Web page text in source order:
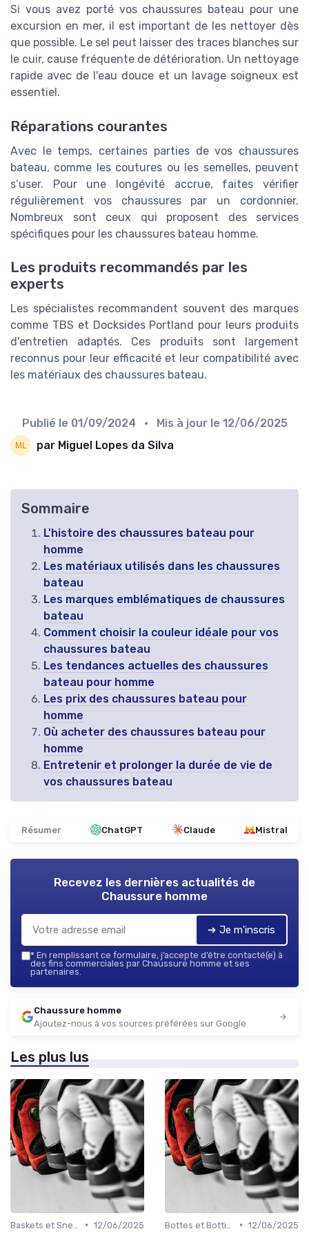
Si vous avez porté vos chaussures bateau pour une
excursion en mer, il est important de les nettoyer dès
que possible. Le sel peut laisser des traces blanches sur
le cuir, cause fréquente de détérioration. Un nettoyage
rapide avec de l'eau douce et un lavage soigneux est
essentiel.
Réparations courantes
Avec le temps, certaines parties de vos chaussures
bateau, comme les coutures ou les semelles, peuvent
s’user. Pour une longévité accrue, faites vérifier
régulièrement vos chaussures par un cordonnier.
Nombreux sont ceux qui proposent des services
spécifiques pour les chaussures bateau homme.
Les produits recommandés par les
experts
Les spécialistes recommandent souvent des marques
comme TBS et Docksides Portland pour leurs produits
d'entretien adaptés. Ces produits sont largement
reconnus pour leur efficacité et leur compatibilité avec
les matériaux des chaussures bateau.
Publié le 01/09/2024 • Mis à jour le 12/06/2025
par Miguel Lopes da Silva
Sommaire
L'histoire des chaussures bateau pour
homme
Les matériaux utilisés dans les chaussures
bateau
Les marques emblématiques de chaussures
bateau
Comment choisir la couleur idéale pour vos
chaussures bateau
Les tendances actuelles des chaussures
bateau pour homme
Les prix des chaussures bateau pour
homme
Où acheter des chaussures bateau pour
homme
Entretenir et prolonger la durée de vie de
vos chaussures bateau
Résumer ChatGPT Claude Mistral
Recevez les dernières actualités de
Chaussure homme
➔ Je m'inscris
* En remplissant ce formulaire, j’accepte d’être contacté(e) à
des fins commerciales par Chaussure homme et ses
partenaires.
Chaussure homme
Ajoutez-nous à vos sources préférées sur Google
Les plus lus
• 12/06/2025
• 12/06/2025